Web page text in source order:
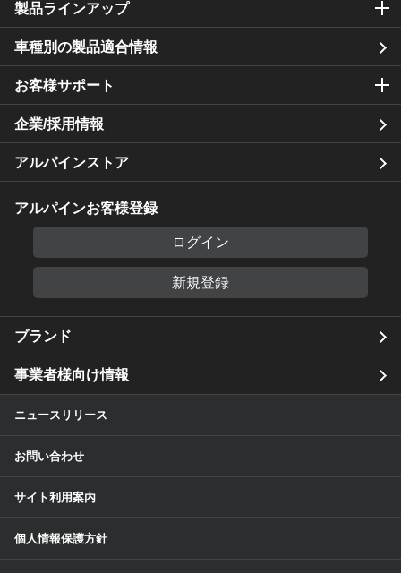
製品ラインアップ
車種別の製品適合情報
お客様サポート
企業/採用情報
アルパインストア
アルパインお客様登録
ログイン
新規登録
ブランド
事業者様向け情報
ニュースリリース
お問い合わせ
サイト利用案内
個人情報保護方針